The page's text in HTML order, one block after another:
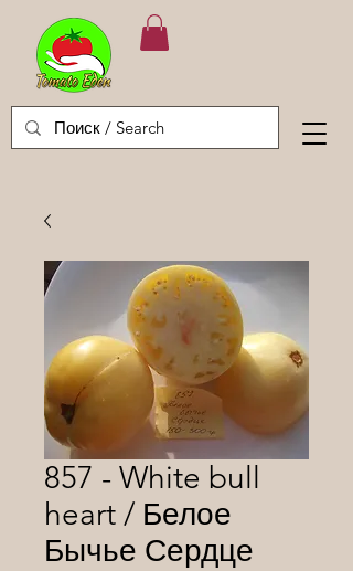
857 - White bull
heart / Белое
Бычье Сердце